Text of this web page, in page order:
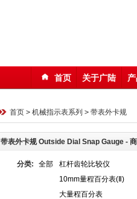
首页 关于广陆
首页 > 机械指示表系列 > 带表外卡规
带表外卡规 Outside Dial Snap Gauge -
分类: 全部
杠杆齿轮比较仪
10mm量程百分表(Ⅱ)
大量程百分表